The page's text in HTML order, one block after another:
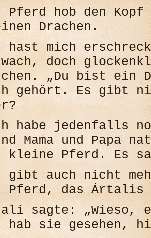
Pferd hob den
Drachen.
hast mich
doch
„Du bist ein
gehört. Es gibt
habe jedenfalls
Mama und
kleine Pferd. Es
gibt auch nicht
Pferd, das Ártalis
sagte: „Wieso,
hab sie gesehen,